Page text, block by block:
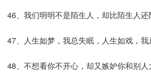
46、我们明明不是陌生人，却比陌生人还
47、人生如梦，我总失眠，人生如戏，我
48、不想看你不开心，却又嫉妒你和别人